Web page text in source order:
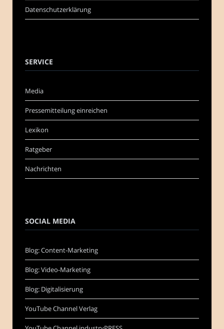
Datenschutzerklärung
SERVICE
Media
Pressemitteilung einreichen
Lexikon
Ratgeber
Nachrichten
SOCIAL MEDIA
Blog: Content-Marketing
Blog: Video-Marketing
Blog: Digitalisierung
YouTube Channel Verlag